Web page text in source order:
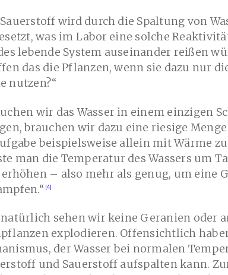
Sauerstoff wird durch die Spaltung von
was im Labor eine solche
lebende System auseinander reißen
das die Pflanzen, wenn sie dazu nur
nutzen?“
wir das Wasser in einem einzigen
brauchen wir dazu eine riesige
beispielsweise allein mit Wärme
man die Temperatur des Wassers um
erhöhen – also mehr als genug, um eine
sehen wir keine Geranien oder
explodieren. Offensichtlich
der Wasser bei normalen
und Sauerstoff aufspalten kann.